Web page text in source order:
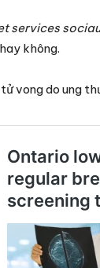
services
không.
vong do ung